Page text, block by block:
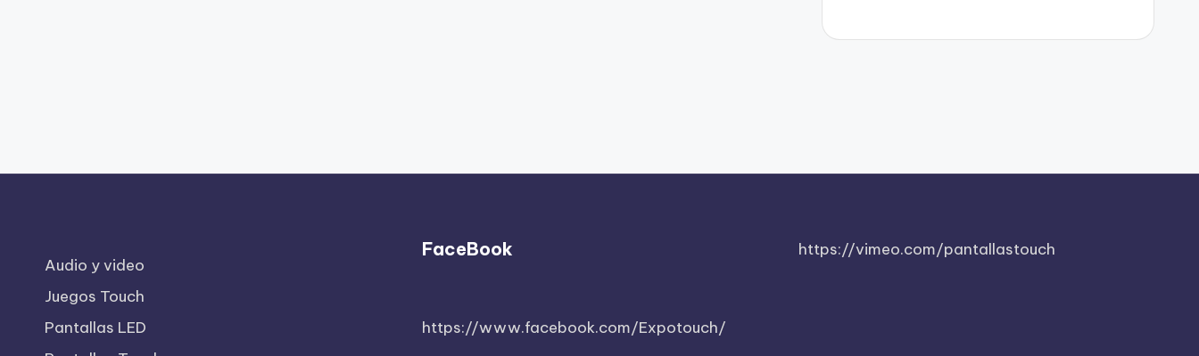
Audio y video
Juegos Touch
Pantallas LED
FaceBook
https://www.facebook.com/Expotouch/
https://vimeo.com/pantallastouch